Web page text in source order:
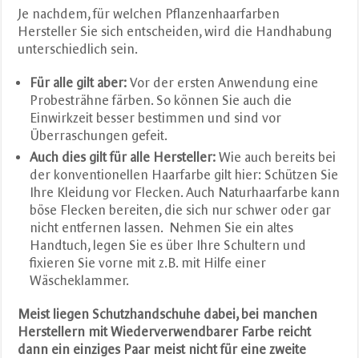
Je nachdem, für welchen Pflanzenhaarfarben
Hersteller Sie sich entscheiden, wird die Handhabung
unterschiedlich sein.
Für alle gilt aber: Vor der ersten Anwendung eine
Probesträhne färben. So können Sie auch die
Einwirkzeit besser bestimmen und sind vor
Überraschungen gefeit.
Auch dies gilt für alle Hersteller: Wie auch bereits bei
der konventionellen Haarfarbe gilt hier: Schützen Sie
Ihre Kleidung vor Flecken. Auch Naturhaarfarbe kann
böse Flecken bereiten, die sich nur schwer oder gar
nicht entfernen lassen. Nehmen Sie ein altes
Handtuch, legen Sie es über Ihre Schultern und
fixieren Sie vorne mit z.B. mit Hilfe einer
Wäscheklammer.
Meist liegen Schutzhandschuhe dabei, bei manchen
Herstellern mit Wiederverwendbarer Farbe reicht
dann ein einziges Paar meist nicht für eine zweite